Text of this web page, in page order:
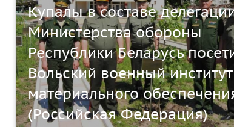
Купалы в составе
Министерства обороны
Республики Беларусь
Вольский военный институт
материального
(Российская Федерация)